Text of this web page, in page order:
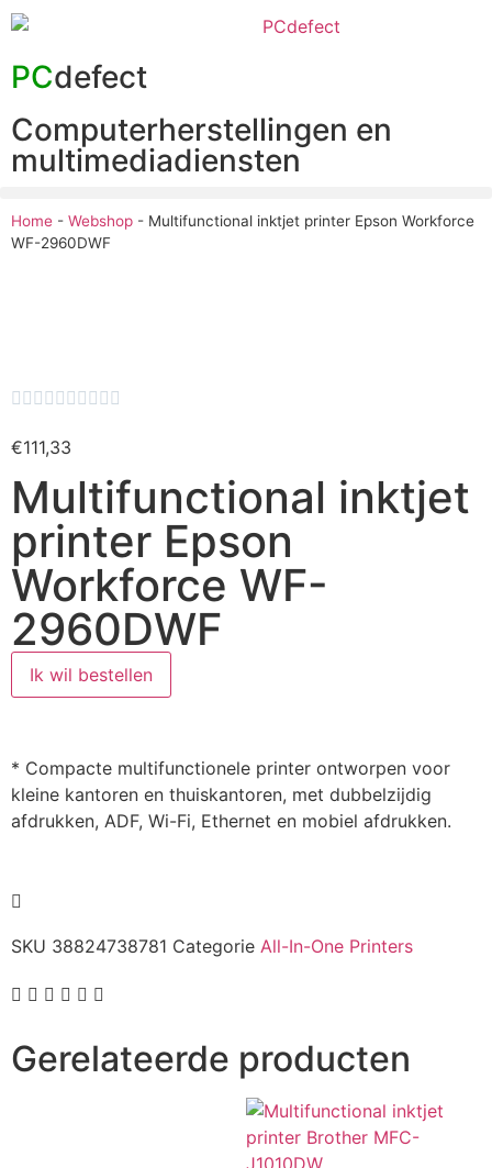
PCdefect
Computerherstellingen en
multimediadiensten
Home - Webshop - Multifunctional inktjet printer Epson Workforce
WF-2960DWF
         
€111,33
Multifunctional inktjet
printer Epson
Workforce WF-
2960DWF
Ik wil bestellen
* Compacte multifunctionele printer ontworpen voor
kleine kantoren en thuiskantoren, met dubbelzijdig
afdrukken, ADF, Wi-Fi, Ethernet en mobiel afdrukken.
SKU 38824738781 Categorie All-In-One Printers
Gerelateerde producten